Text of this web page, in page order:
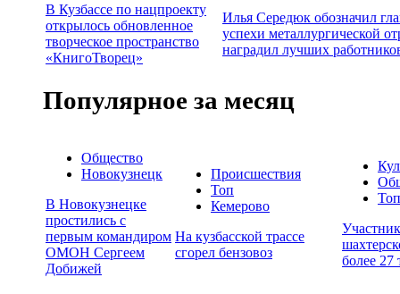
В Кузбассе по нацпроекту
открылось обновленное
творческое пространство
«КнигоТворец»
Илья Середюк обозначил
успехи металлургической
наградил лучших
Популярное за месяц
Общество
Новокузнецк
В Новокузнецке
простились с
первым командиром
ОМОН Сергеем
Добижей
Происшествия
Топ
Кемерово
На кузбасской трассе
сгорел бензовоз
Топ
более 27